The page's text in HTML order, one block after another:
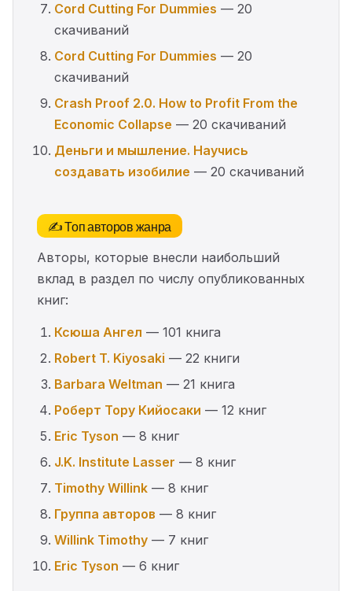
Cord Cutting For Dummies — 20
скачиваний
Cord Cutting For Dummies — 20
скачиваний
Crash Proof 2.0. How to Profit From the
Economic Collapse — 20 скачиваний
Деньги и мышление. Научись
создавать изобилие — 20 скачиваний
✍️ Топ авторов жанра
Авторы, которые внесли наибольший
вклад в раздел по числу опубликованных
книг:
Ксюша Ангел — 101 книга
Robert T. Kiyosaki — 22 книги
Barbara Weltman — 21 книга
Роберт Тору Кийосаки — 12 книг
Eric Tyson — 8 книг
J.K. Institute Lasser — 8 книг
Timothy Willink — 8 книг
Группа авторов — 8 книг
Willink Timothy — 7 книг
Eric Tyson — 6 книг